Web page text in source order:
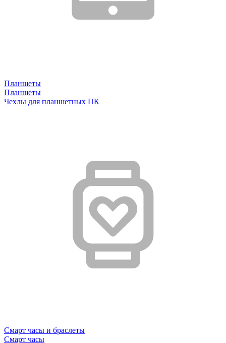
Планшеты
Планшеты
Чехлы для планшетных ПК
Смарт часы и браслеты
Смарт часы